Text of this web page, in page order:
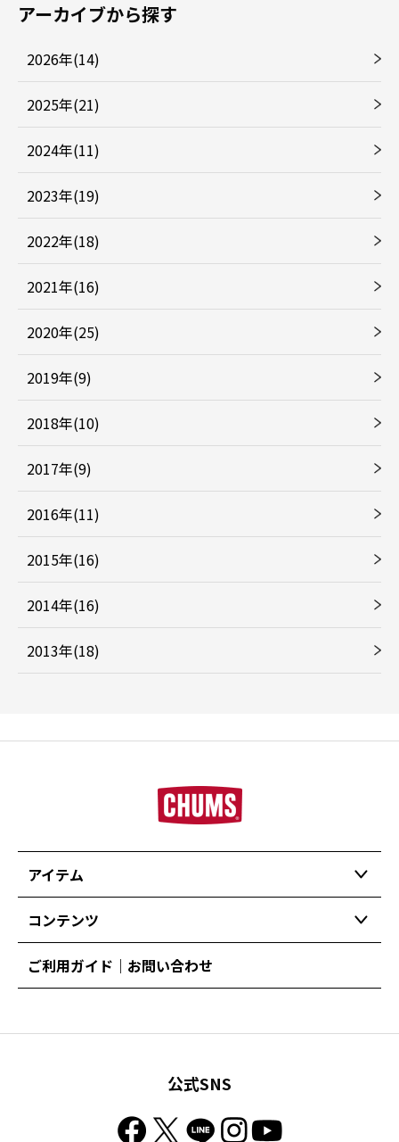
アーカイブから探す
2026年(14)
2025年(21)
2024年(11)
2023年(19)
2022年(18)
2021年(16)
2020年(25)
2019年(9)
2018年(10)
2017年(9)
2016年(11)
2015年(16)
2014年(16)
2013年(18)
アイテム
コンテンツ
ご利用ガイド｜お問い合わせ
公式SNS